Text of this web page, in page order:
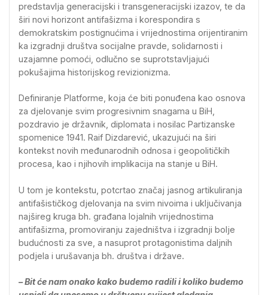
predstavlja generacijski i transgeneracijski izazov, te da
širi novi horizont antifašizma i korespondira s
demokratskim postignućima i vrijednostima orijentiranim
ka izgradnji društva socijalne pravde, solidarnosti i
uzajamne pomoći, odlučno se suprotstavljajući
pokušajima historijskog revizionizma.
Definiranje Platforme, koja će biti ponuđena kao osnova
za djelovanje svim progresivnim snagama u BiH,
pozdravio je državnik, diplomata i nosilac Partizanske
spomenice 1941. Raif Dizdarević, ukazujući na širi
kontekst novih međunarodnih odnosa i geopolitičkih
procesa, kao i njihovih implikacija na stanje u BiH.
U tom je kontekstu, potcrtao značaj jasnog artikuliranja
antifašističkog djelovanja na svim nivoima i uključivanja
najšireg kruga bh. građana lojalnih vrijednostima
antifašizma, promoviranju zajedništva i izgradnji bolje
budućnosti za sve, a nasuprot protagonistima daljnih
podjela i urušavanja bh. društva i države.
– Bit će nam onako kako budemo radili i koliko budemo